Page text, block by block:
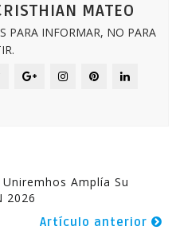
MATEO
PARA INFORMAR, NO PARA
Amplía Su
2026
Artículo anterior